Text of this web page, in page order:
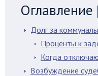
Оглавление
Долг за
Проценты к
Когда
Возбуждение